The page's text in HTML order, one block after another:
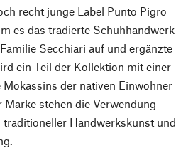
recht junge Label Punto Pigro
es das tradierte Schuhhandwerk
Secchiari auf und ergänzte
ein Teil der Kollektion mit einer
der nativen Einwohner
stehen die Verwendung
Handwerkskunst und